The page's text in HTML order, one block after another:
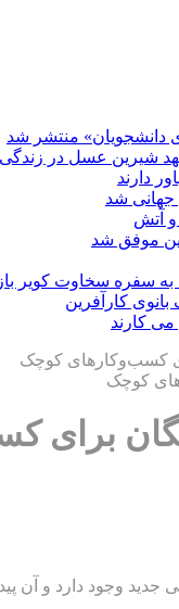
دانشجویان» منتشر شد
شیرین عسل‌ در
دارند
جهانی شد
و آتش
موفق شد
به سفره سخاوت کویر
کارآفرین
کارند
کسب‌و‌کارهای کوچک
جدید وجود دارد و آن